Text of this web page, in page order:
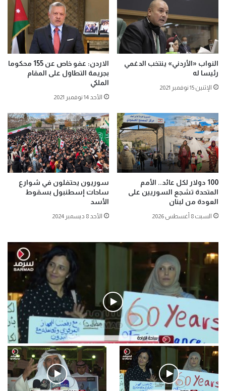
النواب «الأردني» ينتخب الدغمي
رئيسا له
الإثنين 15 نوفمبر 2021
الاردن: عفو خاص عن 155 محكوما
بجريمة التطاول على المقام
الملكي
الأحد 14 نوفمبر 2021
100 دولار لكل عائد.. الأمم
المتحدة تشجع السوريين على
العودة من لبنان
السبت 8 أغسطس 2026
سوريون يحتفلون في شوارع
ساحات إسطنبول بسقوط
الأسد
الأحد 8 ديسمبر 2024
فيديو
.وقفة احتجاجية رمزية لـ”#البدون” في ساحة الإرادة 4-5-2019.
الأحد 5 مايو 2019